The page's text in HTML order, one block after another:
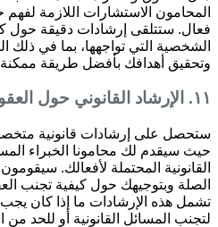
المحامون الاستشارات اللازمة
فعال. ستتلقى إرشادات دقيقة حول
الشخصية التي تواجهها، بما في ذلك
وتحقيق أهدافك بأفضل طريقة
١١. الإرشاد القانوني حول العقوبات والجزاءات
ستحصل على إرشادات قانونية
حيث سيقدم لك محامونا الخبراء
القانونية المحتملة لأفعالك.
الصلة وبتوجيهك حول كيفية تجنب
تشمل هذه الإرشادات ما إذا كان
لتجنب المسائل القانونية أو للحد